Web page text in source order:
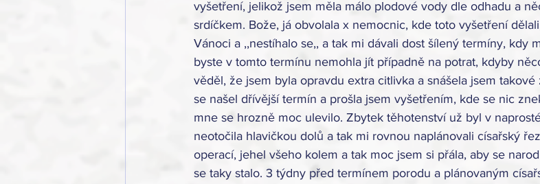
vyšetření, jelikož jsem měla málo plodové vody dle odhadu a
srdíčkem. Bože, já obvolala x nemocnic, kde toto vyšetření
Vánoci a ,,nestíhalo se,, a tak mi dávali dost šílený termíny, kdy
byste v tomto termínu nemohla jít případně na potrat, kdyby
věděl, že jsem byla opravdu extra citlivka a snášela jsem
se našel dřívější termín a prošla jsem vyšetřením, kde se nic
mne se hrozně moc ulevilo. Zbytek těhotenství už byl v
neotočila hlavičkou dolů a tak mi rovnou naplánovali císařský
operací, jehel všeho kolem a tak moc jsem si přála, aby se
se taky stalo. 3 týdny před termínem porodu a plánovaným